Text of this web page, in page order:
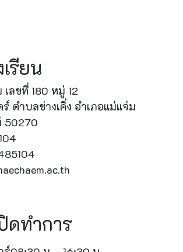
รียน
เลขที่ 180 หมู่ 12
ตำบลช่างเคิ่ง อำเภอแม่แจ่ม
50270
ดทำการ